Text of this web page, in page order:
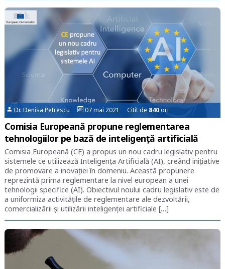
Dr. Denisa Petrescu 07 mai 2021 Citit de 840ori
Comisia Europeană propune reglementarea
tehnologiilor pe bază de inteligență artificială
Comisia Europeană (CE) a propus un nou cadru legislativ pentru
sistemele ce utilizează Inteligența Artificială (AI), creând inițiative
de promovare a inovației în domeniu. Această propunere
reprezintă prima reglementare la nivel european a unei
tehnologii specifice (AI). Obiectivul noului cadru legislativ este de
a uniformiza activitățile de reglementare ale dezvoltării,
comercializării și utilizării inteligenței artificiale […]